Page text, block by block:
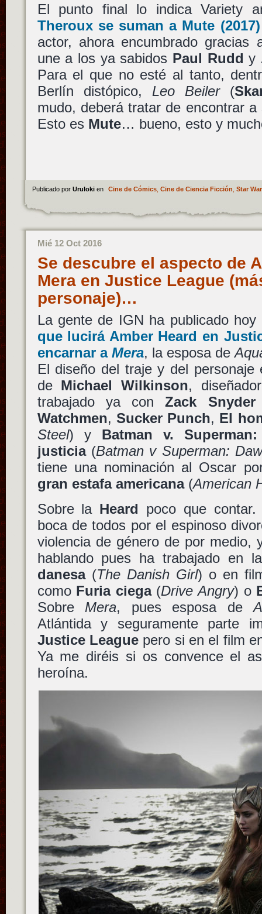
El punto final lo indica Variety
Therouxse suman a Mute (2017)
actor, ahora encumbrado gracias
une a los ya sabidos Paul Rudd y
Para el que no esté al tanto,
Berlín distópico, Leo Beiler(
mudo, deberá tratar de encontrar
Esto es Mute… bueno, esto y
Publicado por Uruloki en Cine de Cómics, Cine de Ciencia Ficción Star
Mié 12 Oct 2016
Se descubre el aspecto de
Mera en Justice League
personaje)…
La gente de IGN ha publicado
que lucirá Amber Heard en
encarnar a Mera, la esposa de
El diseño del traje y del
de Michael Wilkinson,
trabajado ya conZack Snyder
Watchmen, Sucker Punch, El
Steel) y Batman v.
justicia(Batman v Superman:
tiene una nominación al Oscar
gran estafa americana(American
Sobre la Heard poco que
boca de todos por el espinoso
violencia de género de por medio,
hablando pues ha trabajado en
danesa(The Danish Girl) o en
como Furia ciega(Drive Angry) o
Sobre Mera, pues esposa de
Atlántida y seguramente parte
Justice Leaguepero si en el film
Ya me diréis si os convence el
heroína.